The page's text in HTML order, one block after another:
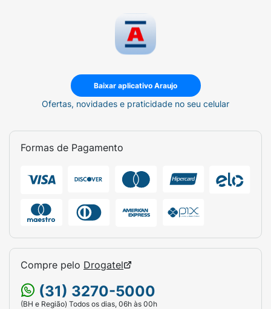
Baixar aplicativo Araujo
Ofertas, novidades e praticidade no seu celular
Formas de Pagamento
Compre pelo Drogatel
(31) 3270-5000
(BH e Região) Todos os dias, 06h às 00h